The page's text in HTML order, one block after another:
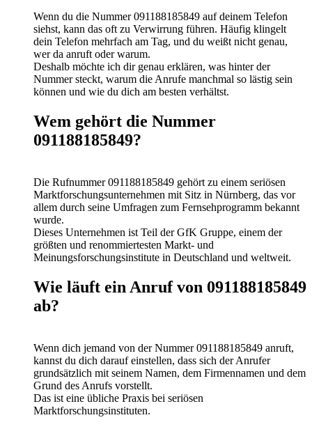
Wenn du die Nummer 091188185849 auf deinem Telefon
siehst, kann das oft zu Verwirrung führen. Häufig klingelt
dein Telefon mehrfach am Tag, und du weißt nicht genau,
wer da anruft oder warum.
Deshalb möchte ich dir genau erklären, was hinter der
Nummer steckt, warum die Anrufe manchmal so lästig sein
können und wie du dich am besten verhältst.
Wem gehört die Nummer
091188185849?
Die Rufnummer 091188185849 gehört zu einem seriösen
Marktforschungsunternehmen mit Sitz in Nürnberg, das vor
allem durch seine Umfragen zum Fernsehprogramm bekannt
wurde.
Dieses Unternehmen ist Teil der GfK Gruppe, einem der
größten und renommiertesten Markt- und
Meinungsforschungsinstitute in Deutschland und weltweit.
Wie läuft ein Anruf von 091188185849
ab?
Wenn dich jemand von der Nummer 091188185849 anruft,
kannst du dich darauf einstellen, dass sich der Anrufer
grundsätzlich mit seinem Namen, dem Firmennamen und dem
Grund des Anrufs vorstellt.
Das ist eine übliche Praxis bei seriösen
Marktforschungsinstituten.